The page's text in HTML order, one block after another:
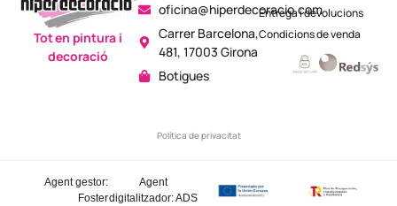
oficina@hiperdecoracio.com
Carrer Barcelona,
481, 17003 Girona
Botigues
Política de privacitat
Tot en pintura i
decoració
Entrega i devolucions
Condicions de venda
Agent
digitalitzador: ADS
Agent gestor:
Foster